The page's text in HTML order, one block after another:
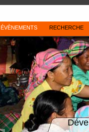
ÉVÈNEMENTS RECHERCHE